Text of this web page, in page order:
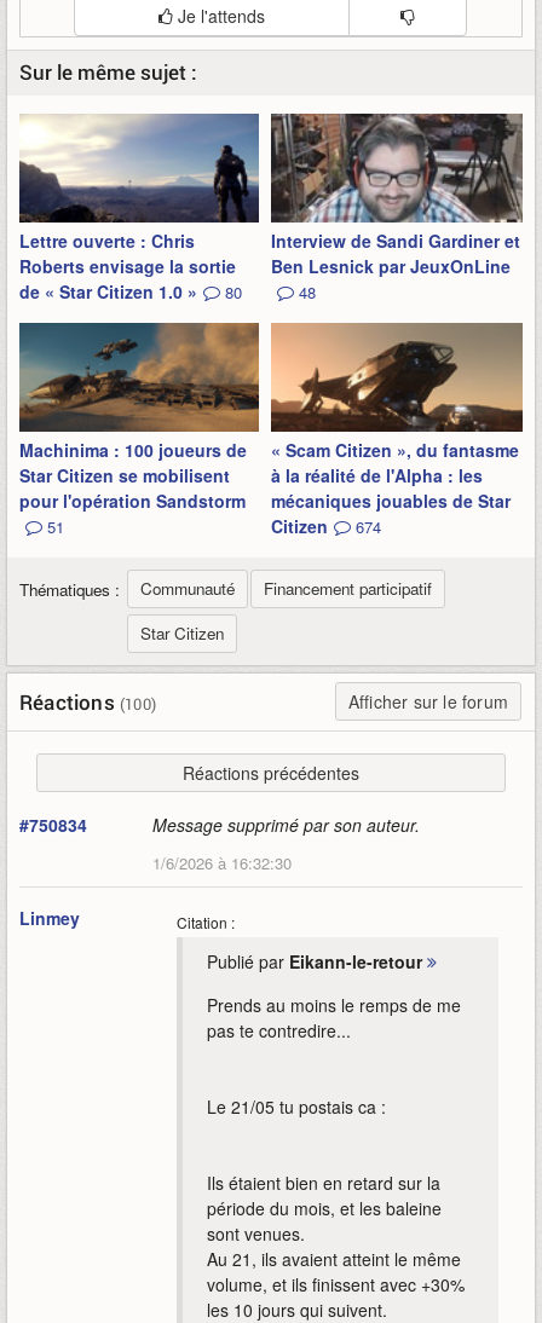
Je l'attends
Sur le même sujet :
Lettre ouverte : Chris
Roberts envisage la sortie
de « Star Citizen 1.0 »
80
Interview de Sandi Gardiner et
Ben Lesnick par JeuxOnLine
48
Machinima : 100 joueurs de
Star Citizen se mobilisent
pour l'opération Sandstorm
51
« Scam Citizen », du fantasme
à la réalité de l'Alpha : les
mécaniques jouables de Star
Citizen
674
Thématiques : Communauté
Financement participatif
Star Citizen
Réactions (100) Afficher sur le forum
Réactions précédentes
#750834 Message supprimé par son auteur.
1/6/2026 à 16:32:30
Linmey Citation :
Publié par Eikann-le-retour
Prends au moins le remps de me
pas te contredire...
Le 21/05 tu postais ca :
Ils étaient bien en retard sur la
période du mois, et les baleine
sont venues.
Au 21, ils avaient atteint le même
volume, et ils finissent avec +30%
les 10 jours qui suivent.